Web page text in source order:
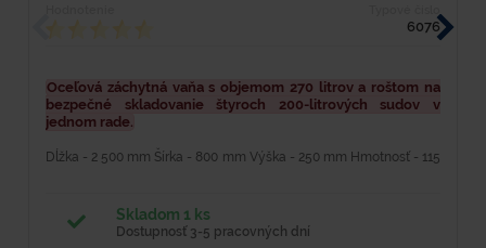
6076
Oceľová záchytná vaňa s objemom 270 litrov a roštom na
bezpečné skladovanie štyroch 200-litrových sudov v
jednom rade.
Dĺžka - 2 500 mm Šírka - 800 mm Výška - 250 mm Hmotnosť - 115
Skladom 1 ks
Dostupnosť 3-5 pracovných dní